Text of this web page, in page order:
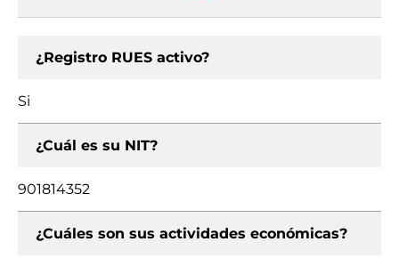
¿Registro RUES activo?
Si
¿Cuál es su NIT?
901814352
¿Cuáles son sus actividades económicas?